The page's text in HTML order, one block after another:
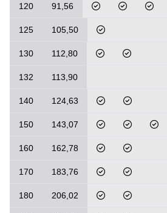
120 91,56
125 105,50
130 112,80
132 113,90
140 124,63
150 143,07
160 162,78
170 183,76
180 206,02